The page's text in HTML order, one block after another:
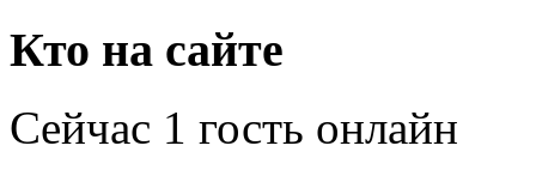
Кто на сайте
Сейчас 1 гость онлайн